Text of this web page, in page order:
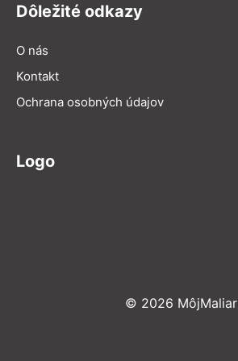
Dôležité odkazy
O nás
Kontakt
Ochrana osobných údajov
Logo
© 2026 MôjMaliar